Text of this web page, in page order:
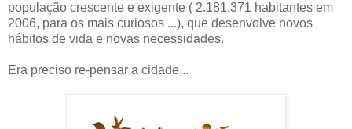
população crescente e exigente ( 2.181.371 habitantes em
2006, para os mais curiosos ...), que desenvolve novos
hábitos de vida e novas necessidades.
Era preciso re-pensar a cidade...